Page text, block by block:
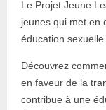
Le Projet Jeune
jeunes qui met en
éducation sexuelle
Découvrez
en faveur de la
contribue à une